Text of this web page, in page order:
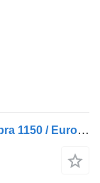
Mercedes-Benz Antos 1827 Carrier Supra 1150 / Euro 6 / LBW